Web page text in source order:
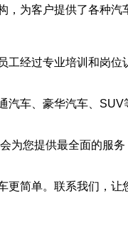
为客户提供了各种汽
经过专业培训和岗
车、豪华汽车、
为您提供最全面的服
简单。联系我们，让